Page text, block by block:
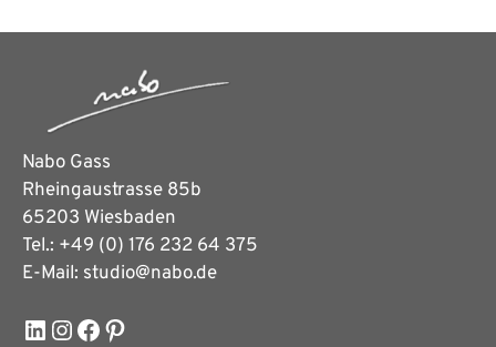
Nabo Gass
Rheingaustrasse 85b
65203 Wiesbaden
Tel.: +49 (0) 176 232 64 375
E-Mail: studio@nabo.de
LinkedIn
Instagram
Facebook
Pinterest